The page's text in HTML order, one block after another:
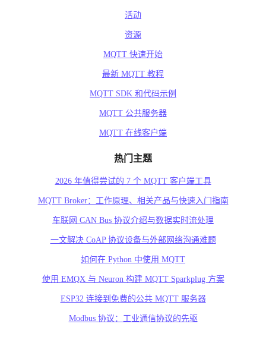
活动
资源
MQTT 快速开始
最新 MQTT 教程
MQTT SDK 和代码示例
MQTT 公共服务器
MQTT 在线客户端
热门主题
2026 年值得尝试的 7 个 MQTT 客户端工具
MQTT Broker：工作原理、相关产品与快速入门指南
车联网 CAN Bus 协议介绍与数据实时流处理
一文解决 CoAP 协议设备与外部网络沟通难题
如何在 Python 中使用 MQTT
使用 EMQX 与 Neuron 构建 MQTT Sparkplug 方案
ESP32 连接到免费的公共 MQTT 服务器
Modbus 协议：工业通信协议的先驱